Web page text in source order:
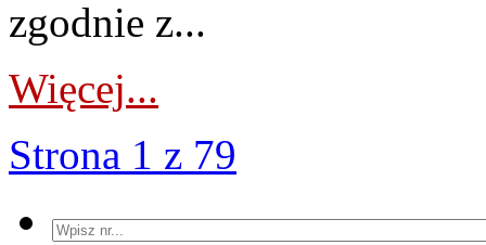
zgodnie z...
Więcej...
Strona 1 z 79